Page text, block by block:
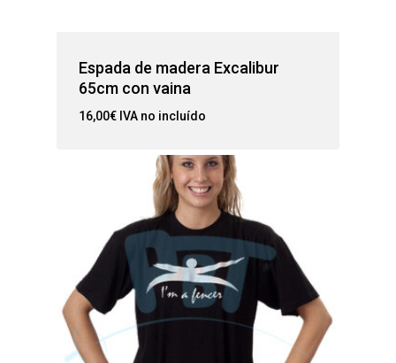
Espada de madera Excalibur
65cm con vaina
16,00€ IVA no incluído